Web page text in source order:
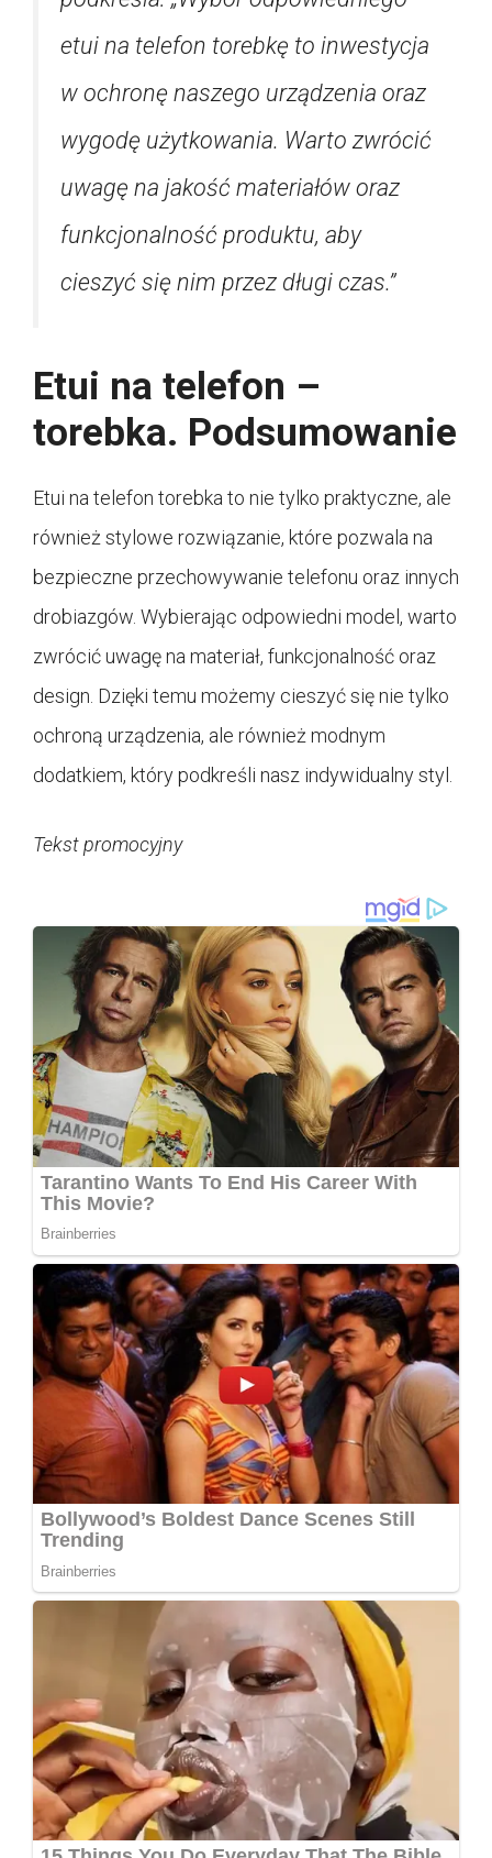
etui na telefon torebkę to inwestycja
w ochronę naszego urządzenia oraz
wygodę użytkowania. Warto zwrócić
uwagę na jakość materiałów oraz
funkcjonalność produktu, aby
cieszyć się nim przez długi czas.”
Etui na telefon –
torebka. Podsumowanie
Etui na telefon torebka to nie tylko praktyczne, ale
również stylowe rozwiązanie, które pozwala na
bezpieczne przechowywanie telefonu oraz innych
drobiazgów. Wybierając odpowiedni model, warto
zwrócić uwagę na materiał, funkcjonalność oraz
design. Dzięki temu możemy cieszyć się nie tylko
ochroną urządzenia, ale również modnym
dodatkiem, który podkreśli nasz indywidualny styl.
Tekst promocyjny